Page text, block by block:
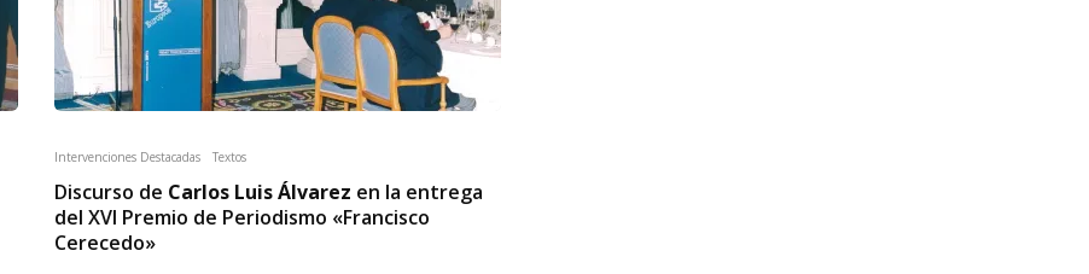
Intervenciones Destacadas Textos
Discurso de Carlos Luis Álvarez en la entrega
del XVI Premio de Periodismo «Francisco
Cerecedo»